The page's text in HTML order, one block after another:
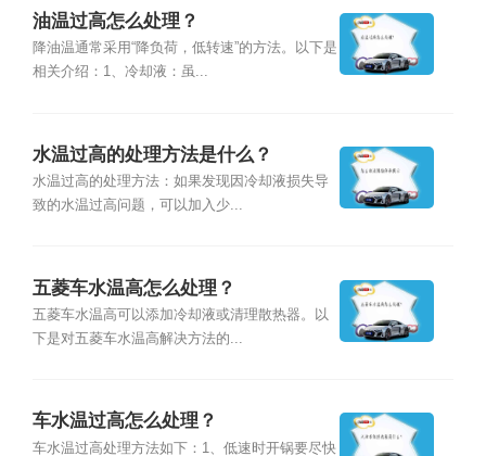
油温过高怎么处理？
降油温通常采用“降负荷，低转速”的方法。以下是
相关介绍：1、冷却液：虽...
水温过高的处理方法是什么？
水温过高的处理方法：如果发现因冷却液损失导
致的水温过高问题，可以加入少...
五菱车水温高怎么处理？
五菱车水温高可以添加冷却液或清理散热器。以
下是对五菱车水温高解决方法的...
车水温过高怎么处理？
车水温过高处理方法如下：1、低速时开锅要尽快